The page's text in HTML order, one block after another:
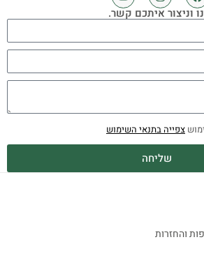
וניצור איתכם קשר.
צפייה בתנאי השימוש
שליחה
והחזרות